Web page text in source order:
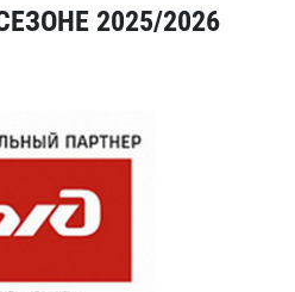
2025/2026